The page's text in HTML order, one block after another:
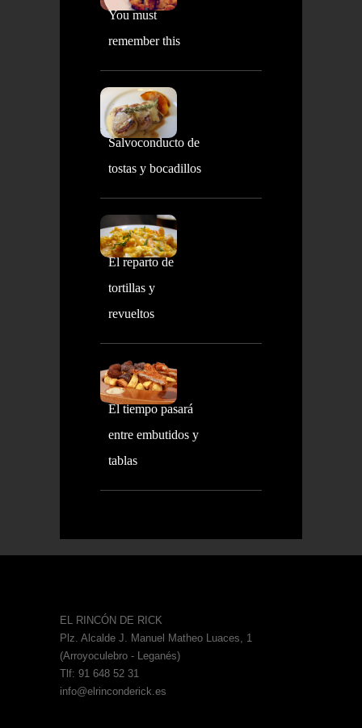
You must
remember this
Salvoconducto de
tostas y bocadillos
El reparto de
tortillas y
revueltos
El tiempo pasará
entre embutidos y
tablas
EL RINCÓN DE RICK
Plz. Alcalde J. Manuel Matheo Luaces, 1
(Arroyoculebro - Leganés)
Tlf: 91 648 52 31
info@elrinconderick.es